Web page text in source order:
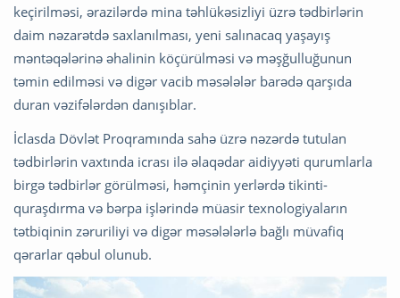
keçirilməsi, ərazilərdə mina təhlükəsizliyi üzrə tədbirlərin
daim nəzarətdə saxlanılması, yeni salınacaq yaşayış
məntəqələrinə əhalinin köçürülməsi və məşğulluğunun
təmin edilməsi və digər vacib məsələlər barədə qarşıda
duran vəzifələrdən danışıblar.
İclasda Dövlət Proqramında sahə üzrə nəzərdə tutulan
tədbirlərin vaxtında icrası ilə əlaqədar aidiyyəti qurumlarla
birgə tədbirlər görülməsi, həmçinin yerlərdə tikinti-
quraşdırma və bərpa işlərində müasir texnologiyaların
tətbiqinin zəruriliyi və digər məsələlərlə bağlı müvafiq
qərarlar qəbul olunub.